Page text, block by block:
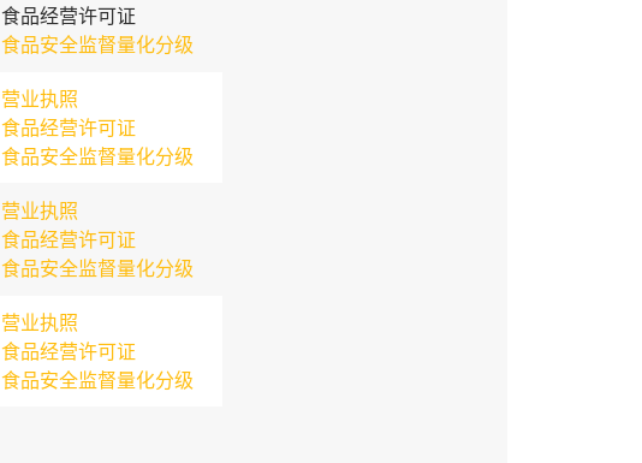
食品经营许可证
食品安全监督量化分级
营业执照
食品经营许可证
食品安全监督量化分级
营业执照
食品经营许可证
食品安全监督量化分级
营业执照
食品经营许可证
食品安全监督量化分级